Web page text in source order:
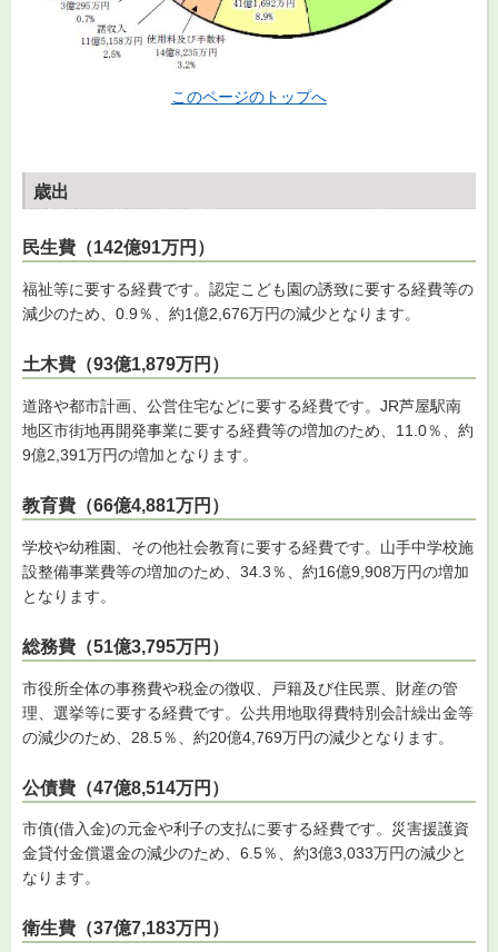
このページのトップへ
歳出
民生費（142億91万円）
福祉等に要する経費です。認定こども園の誘致に要する経費等の
減少のため、0.9％、約1億2,676万円の減少となります。
土木費（93億1,879万円）
道路や都市計画、公営住宅などに要する経費です。JR芦屋駅南
地区市街地再開発事業に要する経費等の増加のため、11.0％、約
9億2,391万円の増加となります。
教育費（66億4,881万円）
学校や幼稚園、その他社会教育に要する経費です。山手中学校施
設整備事業費等の増加のため、34.3％、約16億9,908万円の増加
となります。
総務費（51億3,795万円）
市役所全体の事務費や税金の徴収、戸籍及び住民票、財産の管
理、選挙等に要する経費です。公共用地取得費特別会計繰出金等
の減少のため、28.5％、約20億4,769万円の減少となります。
公債費（47億8,514万円）
市債(借入金)の元金や利子の支払に要する経費です。災害援護資
金貸付金償還金の減少のため、6.5％、約3億3,033万円の減少と
なります。
衛生費（37億7,183万円）